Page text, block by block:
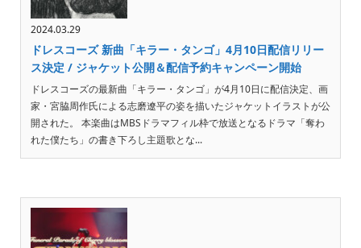
2024.03.29
ドレスコーズ 新曲「キラー・タンゴ」4月10日配信リリー
ス決定 / ジャケット公開＆配信予約キャンペーン開始
ドレスコーズの最新曲「キラー・タンゴ」が4月10日に配信決定、画
家・宮脇周作氏による志磨遼平の姿を描いたジャケットイラストが公
開された。 本楽曲はMBSドラマフィル枠で放送となるドラマ「奪わ
れた僕たち」の書き下ろし主題歌とな...